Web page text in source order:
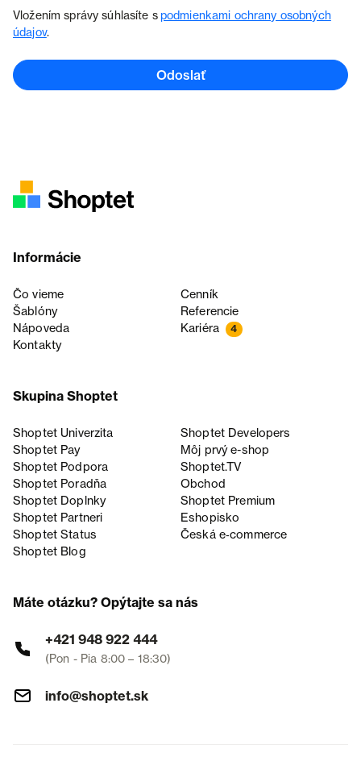
Vložením správy súhlasíte spodmienkami ochrany osobných
údajov.
Odoslať
Informácie
Čo vieme
Cenník
Šablóny
Referencie
Nápoveda
Kariéra 4
Kontakty
Skupina Shoptet
Shoptet Univerzita
Shoptet Developers
Shoptet Pay
Môj prvý e-shop
Shoptet Podpora
Shoptet.TV
Shoptet Poradňa
Obchod
Shoptet Doplnky
Shoptet Premium
Shoptet Partneri
Eshopisko
Shoptet Status
Česká e‑commerce
Shoptet Blog
Máte otázku? Opýtajte sa nás
+421 948 922 444
(Pon - Pia 8:00 – 18:30)
info@shoptet.sk